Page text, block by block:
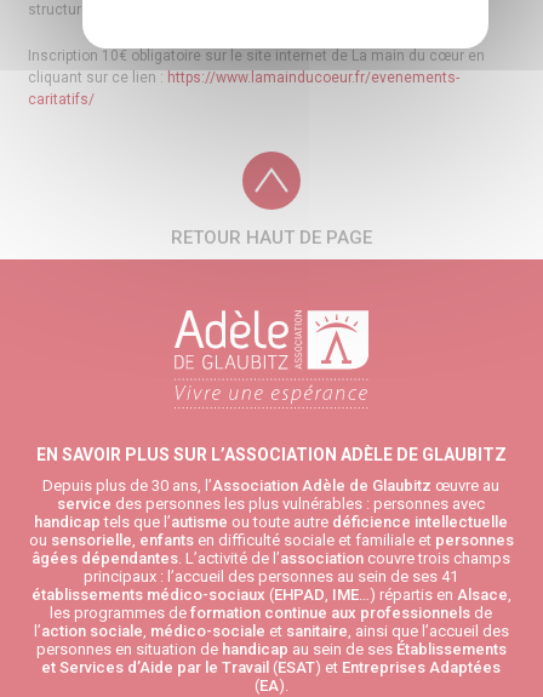
structure gonflable, pêche aux canards…
Inscription 10€ obligatoire sur le site internet de La main du cœur en
cliquant sur ce lien : https://www.lamainducoeur.fr/evenements-
caritatifs/
RETOUR HAUT DE PAGE
EN SAVOIR PLUS SUR L’ASSOCIATION ADÈLE DE GLAUBITZ
Depuis plus de 30 ans, l’Association Adèle de Glaubitz œuvre au
service des personnes les plus vulnérables : personnes avec
handicap tels que l’autisme ou toute autre déficience intellectuelle
ou sensorielle, enfants en difficulté sociale et familiale et personnes
âgées dépendantes. L’activité de l’association couvre trois champs
principaux : l’accueil des personnes au sein de ses 41
établissements médico-sociaux (EHPAD, IME…) répartis en Alsace,
les programmes deformation continue aux professionnels de
l’action sociale, médico-sociale et sanitaire, ainsi que l’accueil des
personnes en situation de handicap au sein de ses Établissements
et Services d’Aide par le Travail (ESAT) et Entreprises Adaptées
(EA).